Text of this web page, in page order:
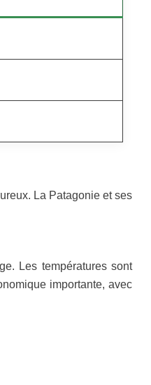
La Patagonie et ses
Les températures sont
importante, avec